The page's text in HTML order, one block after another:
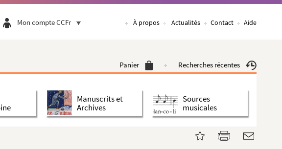
Mon compte CCFr À propos Actualités Contact Aide
Panier Recherches récentes
Manuscrits et
Archives
Sources
musicales